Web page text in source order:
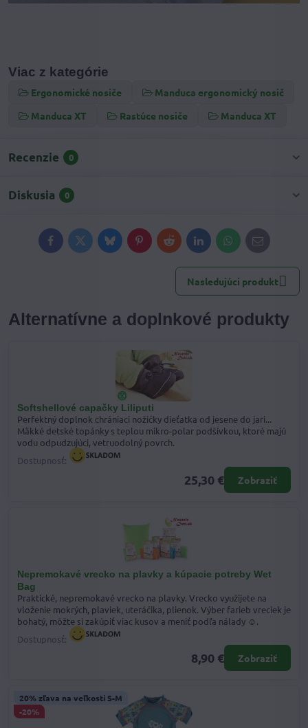
Viac z kategórie
Ergonomické nosiče
Manduca ergonomický nosič
Manduca XT
Rastúce nosiče Manduca XT
Recenzie 0
Diskusia 0
FacebookTwitterBlueskyPinterestRedditLinkedInWhatsApp
E-
mail
Nasledujúci produkt
Alternatívne a doplnkové produkty
Softshellové capačky Liliputi
Perfektný doplnok chrániaci nožičky dieťatka od jesene do jari...
Mäkké detské topánky s teplou mikro-polar podšívkou, ktoré majú
vodu odpudzujúci, vetruodolný povrch.
Dostupnosť:
25,30 € Zobraziť
Nepremokavé vrecko na plavky a kúpacie potreby Wet
Bag
Praktické, nepremokavé vrecko na plavky. Vrecko využijete na
vloženie mokrých, plaviek, uteráčika, plienok. Výber farieb vreciek je
bohatý, môžte si zakúpiť viac kusov a meniť podľa nálady ☺.
Dostupnosť:
8,90 € Zobraziť
20% zľava na veľkosti S-M
-20%